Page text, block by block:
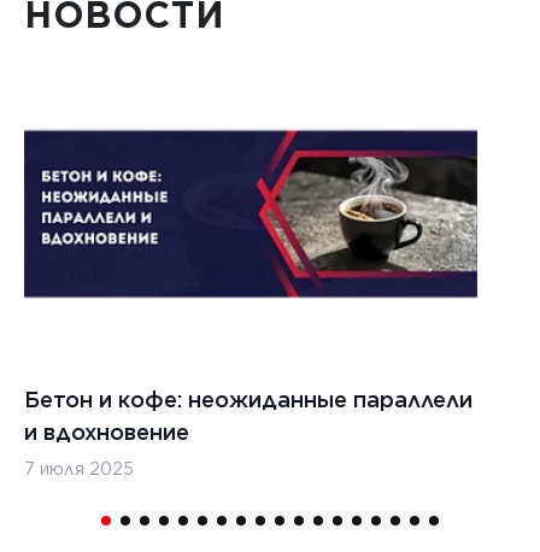
НОВОСТИ
Бетон и кофе: неожиданные параллели
и вдохновение
7 июля 2025